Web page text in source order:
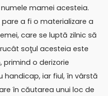
mamei acesteia.
a fi o materializare a
care se luptă zilnic să
soţul acesteia este
o derizorie
handicap, iar fiul, în vârstă
în căutarea unui loc de